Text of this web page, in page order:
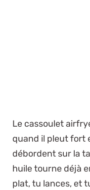
Le cassoulet
quand il pleut fort
débordent sur la
huile tourne déjà
plat, tu lances, et